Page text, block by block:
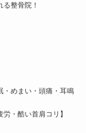
整骨院！
・めまい・頭痛・耳鳴
・酷い首肩コリ】